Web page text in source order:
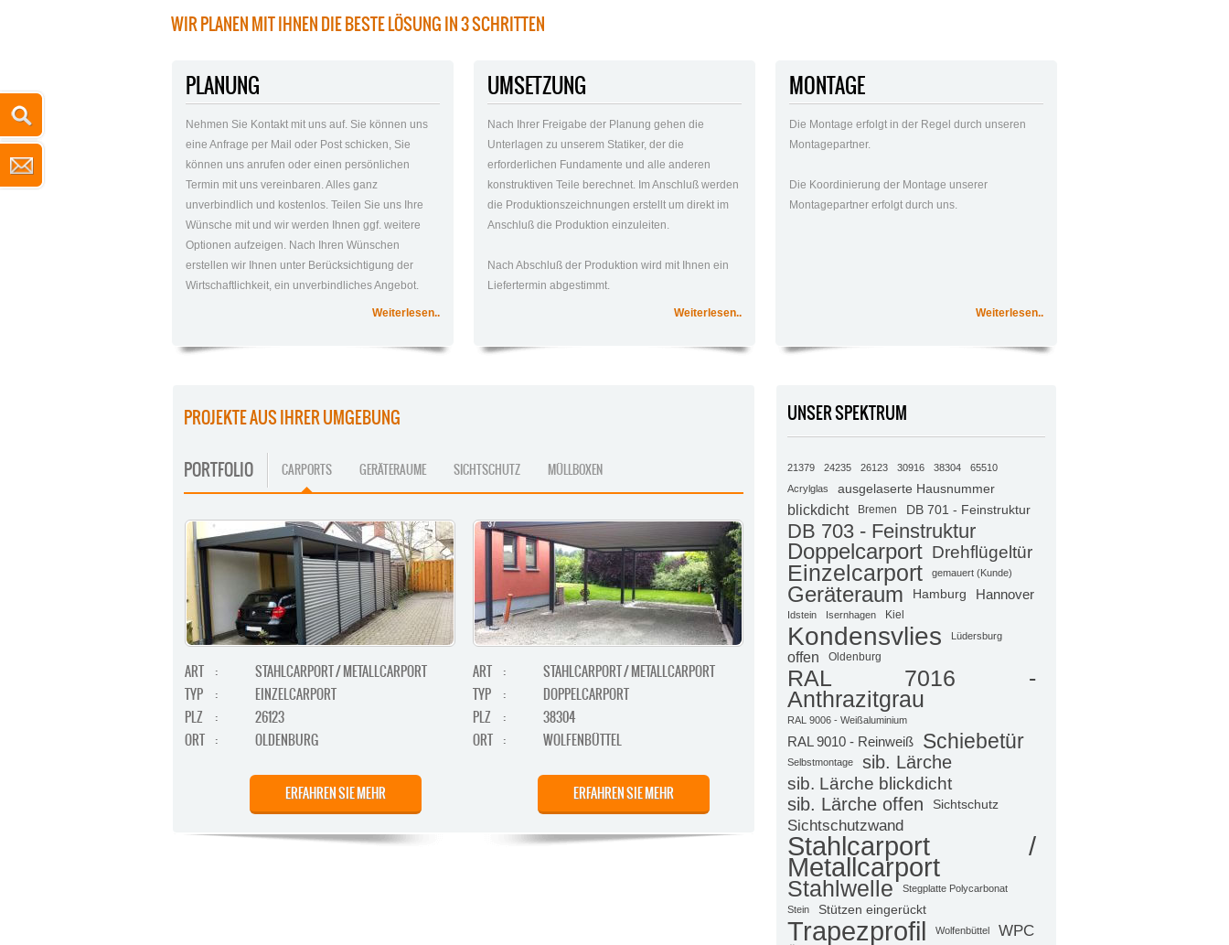
WIR PLANEN MIT IHNEN DIE BESTE LÖSUNG IN 3 SCHRITTEN
PLANUNG
Nehmen Sie Kontakt mit uns auf. Sie können uns
eine Anfrage per Mail oder Post schicken, Sie
können uns anrufen oder einen persönlichen
Termin mit uns vereinbaren. Alles ganz
unverbindlich und kostenlos. Teilen Sie uns Ihre
Wünsche mit und wir werden Ihnen ggf. weitere
Optionen aufzeigen. Nach Ihren Wünschen
erstellen wir Ihnen unter Berücksichtigung der
Wirtschaftlichkeit, ein unverbindliches Angebot.
Weiterlesen..
UMSETZUNG
Nach Ihrer Freigabe der Planung gehen die
Unterlagen zu unserem Statiker, der die
erforderlichen Fundamente und alle anderen
konstruktiven Teile berechnet. Im Anschluß werden
die Produktionszeichnungen erstellt um direkt im
Anschluß die Produktion einzuleiten.
Nach Abschluß der Produktion wird mit Ihnen ein
Liefertermin abgestimmt.
Weiterlesen..
MONTAGE
Die Montage erfolgt in der Regel durch unseren
Montagepartner.
Die Koordinierung der Montage unserer
Montagepartner erfolgt durch uns.
Weiterlesen..
PROJEKTE AUS IHRER UMGEBUNG
PORTFOLIO CARPORTS GERÄTERAUME SICHTSCHUTZ MÜLLBOXEN
ART :
STAHLCARPORT / METALLCARPORT
TYP
:
EINZELCARPORT
PLZ
:
26123
ORT : OLDENBURG
ERFAHREN SIE MEHR
ART :
STAHLCARPORT / METALLCARPORT
TYP
:
DOPPELCARPORT
PLZ
:
38304
ORT : WOLFENBÜTTEL
ERFAHREN SIE MEHR
UNSER SPEKTRUM
21379 24235 26123 30916 38304
65510
Acrylglas
ausgelaserte Hausnummer
blickdicht Bremen DB 701 - Feinstruktur
DB 703 - Feinstruktur
Doppelcarport Drehflügeltür
Einzelcarport gemauert (Kunde)
Geräteraum Hamburg Hannover
Idstein Isernhagen Kiel
Kondensvlies Lüdersburg
offen Oldenburg
RAL 7016 -
Anthrazitgrau
RAL 9006 - Weißaluminium
RAL 9010 - Reinweiß Schiebetür
Selbstmontage sib. Lärche
sib. Lärche blickdicht
sib. Lärche offen Sichtschutz
Sichtschutzwand
Stahlcarport /
Metallcarport
Stahlwelle
Stegplatte Polycarbonat
Stein
Stützen eingerückt
Trapezprofil Wolfenbüttel WPC